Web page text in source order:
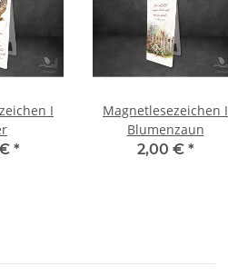
I
*
Magnetlesezeichen I
Blumenzaun
2,00 € *